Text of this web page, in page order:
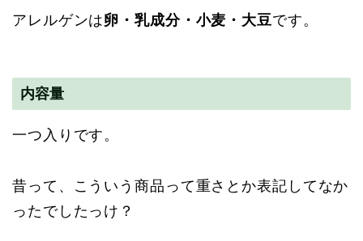
アレルゲンは卵・乳成分・小麦・大豆です。
内容量
一つ入りです。
昔って、こういう商品って重さとか表記してなか
ったでしたっけ？